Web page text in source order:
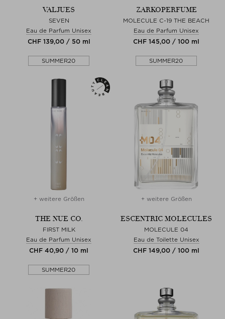
VALJUES
SEVEN
Eau de Parfum Unisex
CHF 139,00 / 50 ml
SUMMER20
ZARKOPERFUME
MOLECULE C-19 THE BEACH
Eau de Parfum Unisex
CHF 145,00 / 100 ml
SUMMER20
+ weitere Größen
THE NUE CO.
FIRST MILK
Eau de Parfum Unisex
CHF 40,90 / 10 ml
SUMMER20
+ weitere Größen
ESCENTRIC MOLECULES
MOLECULE 04
Eau de Toilette Unisex
CHF 149,00 / 100 ml